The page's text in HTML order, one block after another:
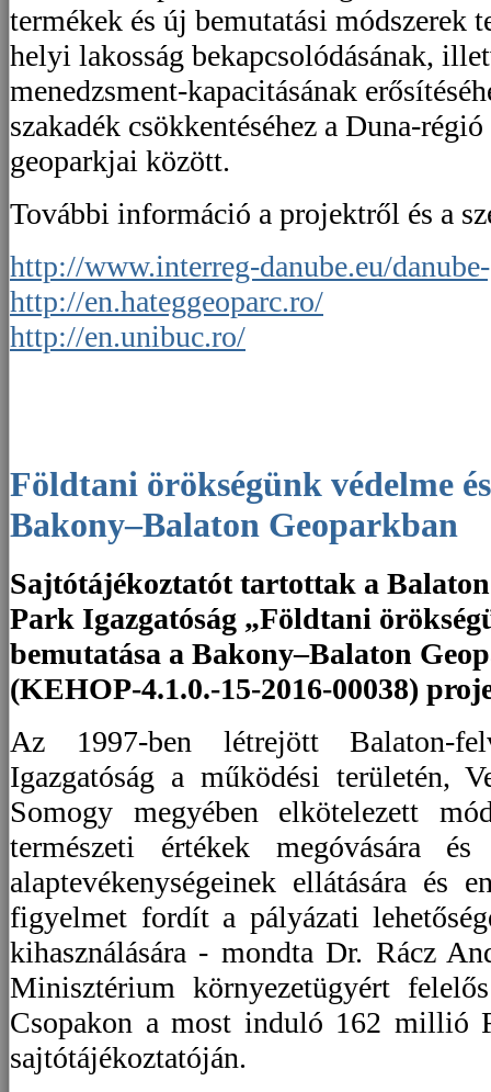
termékek és új bemutatási módszerek
helyi lakosság bekapcsolódásának,
menedzsment-kapacitásának
szakadék csökkentéséhez a Duna-
geoparkjai között.
További információ a projektről és a
http://www.interreg-danube.eu/
http://en.hateggeoparc.ro/
http://en.unibuc.ro/
Földtani örökségünk védelme és bemutatása a
Bakony–Balaton Geoparkban
Sajtótájékoztatót tartottak a
Park Igazgatóság „Földtani
bemutatása a Bakony–Balaton
(KEHOP-4.1.0.-15-2016-00038)
Az 1997-ben létrejött Balaton-
Igazgatóság a működési területén,
Somogy megyében elkötelezett
természeti értékek megóvására és
alaptevékenységeinek ellátására és
figyelmet fordít a pályázati
kihasználására - mondta Dr. Rácz
Minisztérium környezetügyért
Csopakon a most induló 162 millió
sajtótájékoztatóján.